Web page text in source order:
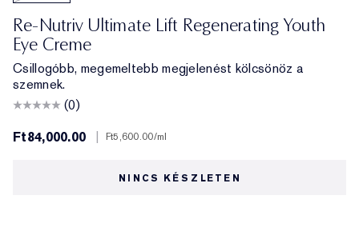
Re-Nutriv Ultimate Lift Regenerating Youth
Eye Creme
Csillogóbb, megemeltebb megjelenést kölcsönöz a
szemnek.
(0)
Ft84,000.00
Ft5,600.00/ml
NINCS KÉSZLETEN